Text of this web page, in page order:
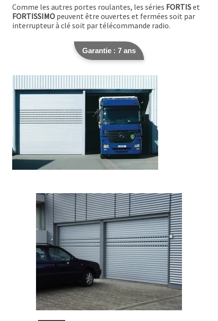
Comme les autres portes roulantes, les séries FORTISet
FORTISSIMO peuvent être ouvertes et fermées soit par
interrupteur à clé soit par télécommande radio.
Garantie : 7 ans